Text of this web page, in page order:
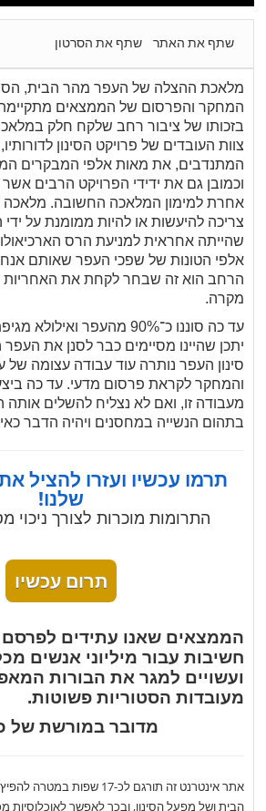
שתף את האתר שתף את הסרטון
מלאכת ההצלה של העפר מהר הבית,
בזכותו של ציבור רחב שלקח חלק
צוות העובדים של פרויקט הסינון
המתנדבים, את מאות אלפי המבקרים
וכמובן גם את ידידי הפרויקט הרבים
אחרת למימון המלאכה החשובה. מלאכה
צריכה להיעשות או להיות ממומנת על ידי
שהייתה אחראית למניעת הרס
אלפי הטונות של שפכי העפר שאותם
הרחב הוא זה שבחר לקחת את האחריות
מקרה.
עד כה סוננו כ־90% מהעפר
יתכן שהיינו מסיימים כבר לסנן את
סינון העפר נותרה עוד עבודה עצומה של
מעבודה זו, ואם לא נצליח להשלים אותה
בתהום הנשייה במחסנים ויהיה הדבר
תרמו עכשיו ועזרו להציל
שלנו!
התרומות מוכרות לצורך ניכוי מס
תרום עכשיו
הממצאים שאנו עתידים
חשיבות עבור מיליוני אנשים
ועשויים למגר את הבורות
מעובדות הסטוריות פשוטות.
מדובר במורשת של
אתר אינטרנט זה תורגם לכ-17
הבית ושל מפעל הסינון, ובכך לאפשר